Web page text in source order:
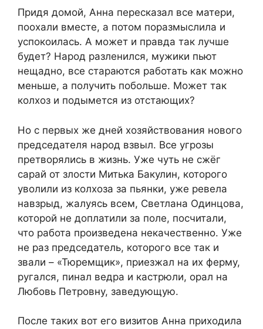
Придя домой, Анна пересказал все матери,
поохали вместе, а потом поразмыслила и
успокоилась. А может и правда так лучше
будет? Народ разленился, мужики пьют
нещадно, все стараются работать как можно
меньше, а получить побольше. Может так
колхоз и подымется из отстающих?
Но с первых же дней хозяйствования нового
председателя народ взвыл. Все угрозы
претворялись в жизнь. Уже чуть не сжёг
сарай от злости Митька Бакулин, которого
уволили из колхоза за пьянки, уже ревела
навзрыд, жалуясь всем, Светлана Одинцова,
которой не доплатили за поле, посчитали,
что работа произведена некачественно. Уже
не раз председатель, которого все так и
звали – «Тюремщик», приезжал на их ферму,
ругался, пинал ведра и кастрюли, орал на
Любовь Петровну, заведующую.
После таких вот его визитов Анна приходила